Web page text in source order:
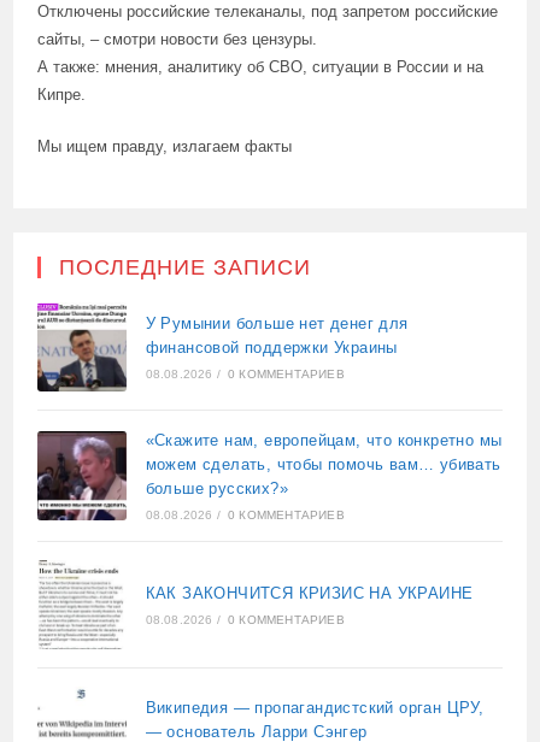
Отключены российские телеканалы, под запретом российские
сайты, – смотри новости без цензуры.
А также: мнения, аналитику об СВО, ситуации в России и на
Кипре.
Мы ищем правду, излагаем факты
ПОСЛЕДНИЕ ЗАПИСИ
У Румынии больше нет денег для
финансовой поддержки Украины
08.08.2026 / 0 КОММЕНТАРИЕВ
«Скажите нам, европейцам, что конкретно мы
можем сделать, чтобы помочь вам… убивать
больше русских?»
08.08.2026 / 0 КОММЕНТАРИЕВ
КАК ЗАКОНЧИТСЯ КРИЗИС НА УКРАИНЕ
08.08.2026 / 0 КОММЕНТАРИЕВ
Википедия — пропагандистский орган ЦРУ,
— основатель Ларри Сэнгер